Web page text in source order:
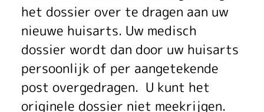
het dossier over te dragen aan uw
nieuwe huisarts. Uw medisch
dossier wordt dan door uw huisarts
persoonlijk of per aangetekende
post overgedragen. U kunt het
originele dossier niet meekrijgen.